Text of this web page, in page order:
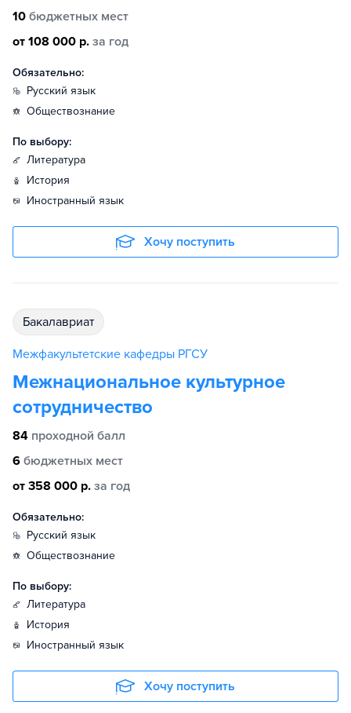
10 бюджетных мест
от 108 000 р. за год
Обязательно:
русский язык
обществознание
По выбору:
литература
история
иностранный язык
Хочу поступить
бакалавриат
Межфакультетские кафедры РГСУ
Межнациональное культурное
сотрудничество
84 проходной балл
6 бюджетных мест
от 358 000 р. за год
Обязательно:
русский язык
обществознание
По выбору:
литература
история
иностранный язык
Хочу поступить